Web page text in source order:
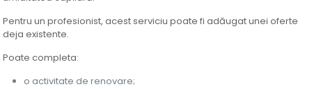
Pentru un profesionist, acest serviciu poate fi adăugat unei oferte
deja existente.
Poate completa:
o activitate de renovare;